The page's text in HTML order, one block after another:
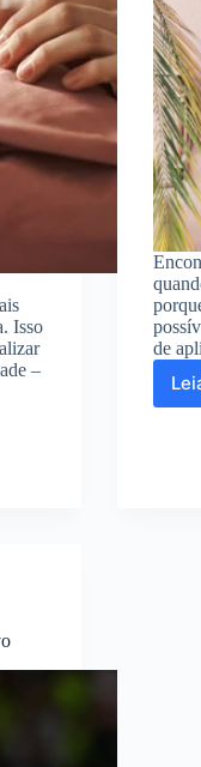
Isso
–
de